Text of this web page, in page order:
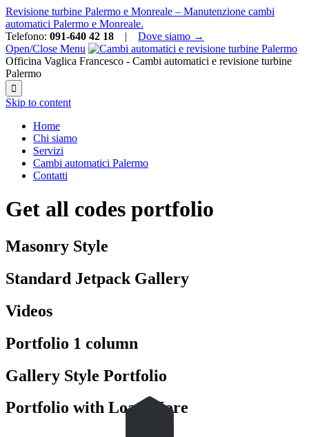
Revisione turbine Palermo e Monreale – Manutenzione cambi
automatici Palermo e Monreale.
Telefono: 091-640 42 18 | Dove siamo →
Open/Close Menu
Officina Vaglica Francesco - Cambi automatici e revisione turbine
Palermo

Skip to content
Home
Chi siamo
Servizi
Cambi automatici Palermo
Contatti
Get all codes portfolio
Masonry Style
Standard Jetpack Gallery
Videos
Portfolio 1 column
Gallery Style Portfolio
Portfolio with Load More